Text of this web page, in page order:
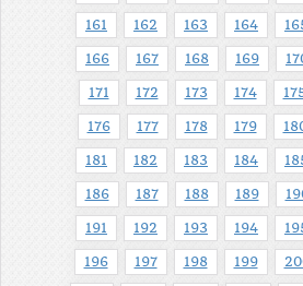
161 162 163 164
166 167 168 169
171 172 173 174
176 177 178 179
181 182 183 184
186 187 188 189
191 192 193 194
196 197 198 199